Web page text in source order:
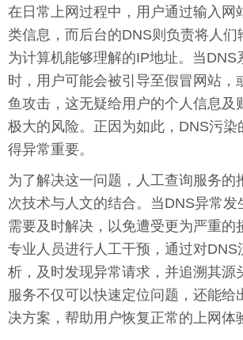
在日常上网过程中，用户通过输入网
类信息，而后台的DNS则负责将人们
为计算机能够理解的IP地址。当DNS
时，用户可能会被引导至假冒网站，
鱼攻击，这无疑给用户的个人信息及
极大的风险。正因为如此，DNS污染
得异常重要。
为了解决这一问题，人工查询服务的
次技术与人文的结合。当DNS异常发
需要及时解决，以免遭受更为严重的
专业人员进行人工干预，通过对DNS
析，及时发现异常请求，并追溯其源
服务不仅可以快速定位问题，还能给
决方案，帮助用户恢复正常的上网体